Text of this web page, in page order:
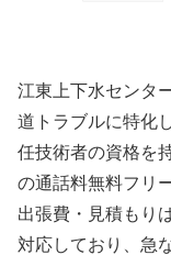
江東上下水センタ
道トラブルに特化
任技術者の資格を
の通話料無料フリ
出張費・見積もり
対応しており、急